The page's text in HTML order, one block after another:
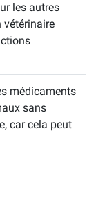
les autres
vétérinaire
médicaments
sans
car cela peut